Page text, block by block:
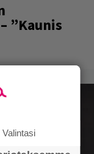
”Kaunis
Valintasi